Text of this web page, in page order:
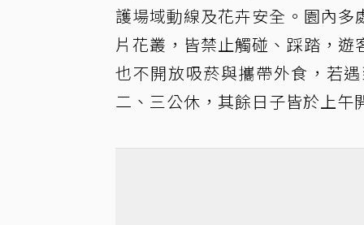
護場域動線及花卉安全。園內
片花叢，皆禁止觸碰、踩踏，
也不開放吸菸與攜帶外食，若
二、三公休，其餘日子皆於上